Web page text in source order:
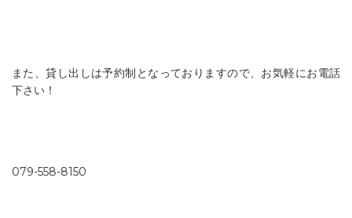
また、貸し出しは予約制となっておりますので、お気軽にお電話
下さい！
079-558-8150